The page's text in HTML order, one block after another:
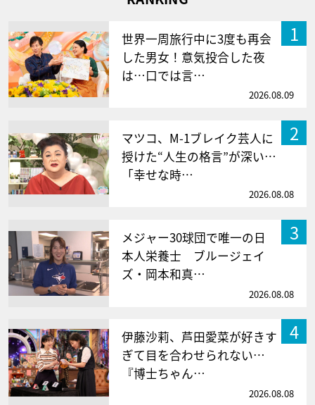
1
世界一周旅行中に3度も再会
した男女！意気投合した夜
は…口では言…
2026.08.09
2
マツコ、M-1ブレイク芸人に
授けた“人生の格言”が深い…
「幸せな時…
2026.08.08
3
メジャー30球団で唯一の日
本人栄養士 ブルージェイ
ズ・岡本和真…
2026.08.08
4
伊藤沙莉、芦田愛菜が好きす
ぎて目を合わせられない…
『博士ちゃん…
2026.08.08